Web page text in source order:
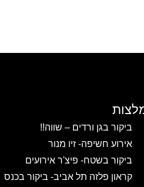
ביקור בגן ורדים – שווה!!
אירוע חשיפה- זיו מנור
ביקור בשטח- פיצ'ר אירועים
קראון פלזה תל אביב- ביקור בכנס